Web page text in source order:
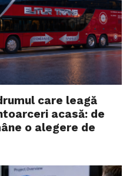
care leagă
acasă: de
o alegere de